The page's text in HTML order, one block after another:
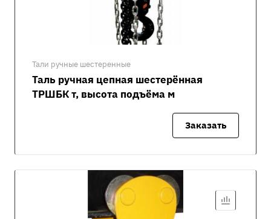
Тали ручные шестеренные
Таль ручная цепная шестерённая
ТРШБК т, высота подъёма м
Заказать